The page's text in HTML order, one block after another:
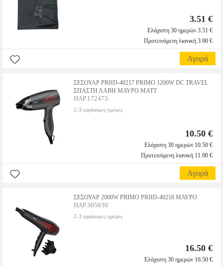
3.51 €
Ελάχιστη 30 ημερών 3.51 €
Προτεινόμενη λιανική 3.90 €
Αγορά
ΣΕΣΟΥΑΡ PRHD-40217 PRIMO 1200W DC TRAVEL
ΣΠΑΣΤΗ ΛΑΒΗ ΜΑΥΡΟ MATT
HAP.172473
2-3 εργάσιμες ημέρες
10.50 €
Ελάχιστη 30 ημερών 10.50 €
Προτεινόμενη λιανική 11.90 €
Αγορά
ΣΕΣΟΥΑΡ 2000W PRIMO PRHD-40218 ΜΑΥΡΟ
HAP.305830
2-3 εργάσιμες ημέρες
16.50 €
Ελάχιστη 30 ημερών 16.50 €